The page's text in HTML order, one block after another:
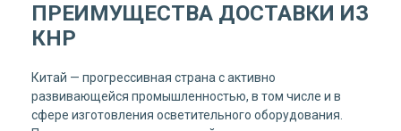
ПРЕИМУЩЕСТВА ДОСТАВКИ ИЗ
КНР
Китай — прогрессивная страна с активно
развивающейся промышленностью, в том числе и в
сфере изготовления осветительного оборудования.